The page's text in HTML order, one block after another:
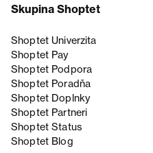
Skupina Shoptet
Shoptet Univerzita
Shoptet Pay
Shoptet Podpora
Shoptet Poradňa
Shoptet Doplnky
Shoptet Partneri
Shoptet Status
Shoptet Blog